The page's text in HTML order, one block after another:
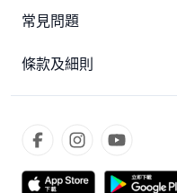
常見問題
條款及細則